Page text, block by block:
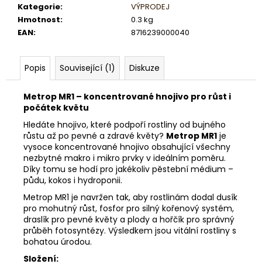
Kategorie:
VÝPRODEJ
Hmotnost:
0.3 kg
EAN: 8716239000040
Popis Související (1) Diskuze
Metrop MR1 – koncentrované hnojivo pro růst i
počátek květu
Hledáte hnojivo, které podpoří rostliny od bujného
růstu až po pevné a zdravé květy? Metrop MR1 je
vysoce koncentrované hnojivo obsahující všechny
nezbytné makro i mikro prvky v ideálním poměru.
Díky tomu se hodí pro jakékoliv pěstební médium –
půdu, kokos i hydroponii.
Metrop MR1 je navržen tak, aby rostlinám dodal dusík
pro mohutný růst, fosfor pro silný kořenový systém,
draslík pro pevné květy a plody a hořčík pro správný
průběh fotosyntézy. Výsledkem jsou vitální rostliny s
bohatou úrodou.
Složení: